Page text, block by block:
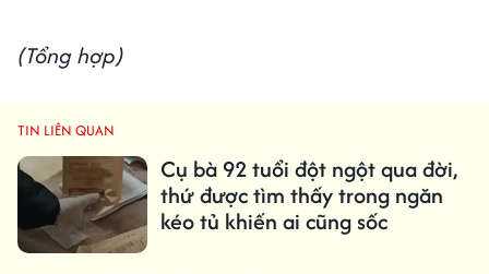
(Tổng hợp)
TIN LIÊN QUAN
Cụ bà 92 tuổi đột ngột qua đời,
thứ được tìm thấy trong ngăn
kéo tủ khiến ai cũng sốc